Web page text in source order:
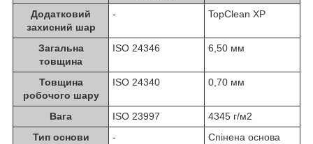
Додатковий
захисний шар
- TopClean XP
Загальна
товщина
ISO 24346 6,50 мм
Товщина
робочого шару
ISO 24340 0,70 мм
Вага ISO 23997
4345 г/м2
Тип основи
-
Спінена основа